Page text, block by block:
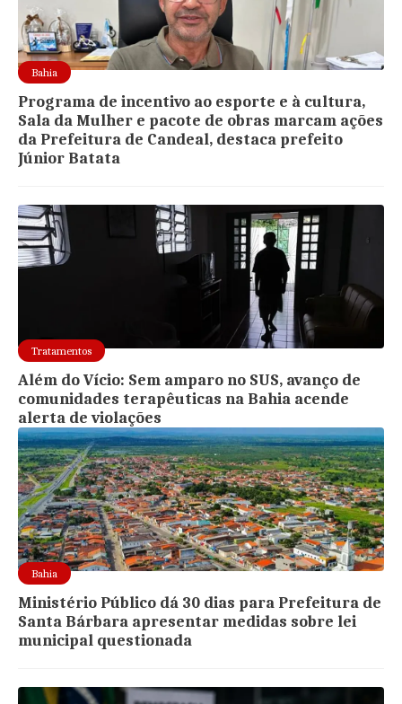
Bahia
Programa de incentivo ao esporte e à cultura,
Sala da Mulher e pacote de obras marcam ações
da Prefeitura de Candeal, destaca prefeito
Júnior Batata
Tratamentos
Além do Vício: Sem amparo no SUS, avanço de
comunidades terapêuticas na Bahia acende
alerta de violações
Bahia
Ministério Público dá 30 dias para Prefeitura de
Santa Bárbara apresentar medidas sobre lei
municipal questionada